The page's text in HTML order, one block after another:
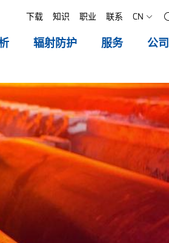
下载 知识 职业 联系 CN
辐射防护 服务 公司